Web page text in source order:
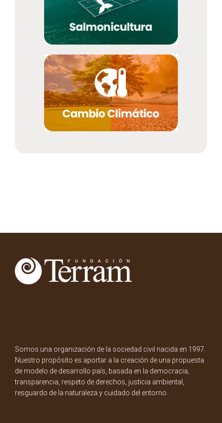
Somos una organización de la sociedad civil nacida en 1997.
Nuestro propósito es aportar a la creación de una propuesta
de modelo de desarrollo país, basada en la democracia,
transparencia, respeto de derechos, justicia ambiental,
resguardo de la naturaleza y cuidado del entorno.